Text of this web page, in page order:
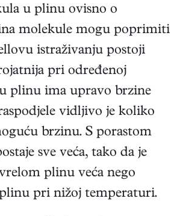
u plinu ovisno o
molekule mogu poprimiti
istraživanju postoji
pri određenoj
plinu ima upravo brzine
vidljivo je koliko
brzinu. S porastom
sve veća, tako da je
plinu veća nego
pri nižoj temperaturi.